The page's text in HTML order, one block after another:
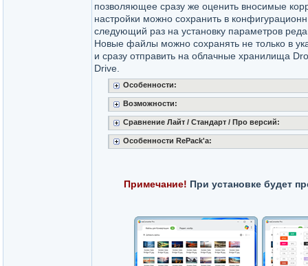
позволяющее сразу же оценить вносимые
настройки можно сохранить в
следующий раз на установку параметров
Новые файлы можно сохранять не только в
и сразу отправить на облачные хранилища
Drive.
Особенности:
Возможности:
Сравнение Лайт / Стандарт / Про версий:
Особенности RePack'a:
Примечание! При установке будет